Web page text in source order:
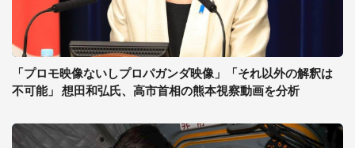
「プロモ映像ないしプロパガンダ映像」「それ以外の解釈は
不可能」 想田和弘氏、高市首相の熊本視察動画を分析